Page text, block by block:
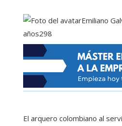
Emiliano
años298
El arquero colombiano al